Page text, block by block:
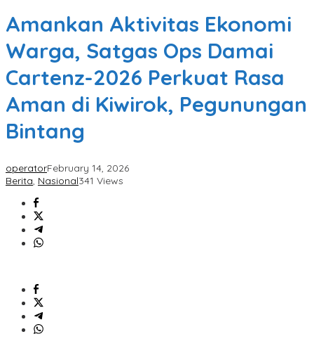
Amankan Aktivitas Ekonomi
Warga, Satgas Ops Damai
Cartenz-2026 Perkuat Rasa
Aman di Kiwirok, Pegunungan
Bintang
operatorFebruary 14, 2026
Berita, Nasional341 Views